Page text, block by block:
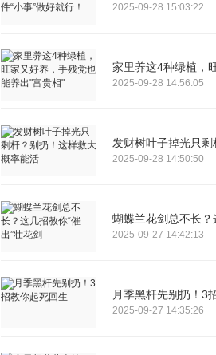
2025-09-28 15:03:22
家里养这4种绿植，
2025-09-28 14:56:05
发财树叶子掉光只
2025-09-28 14:50:50
蝴蝶兰花剑总不长？
2025-09-27 14:42:13
月季黑杆先别扔！3
2025-09-27 14:35:26